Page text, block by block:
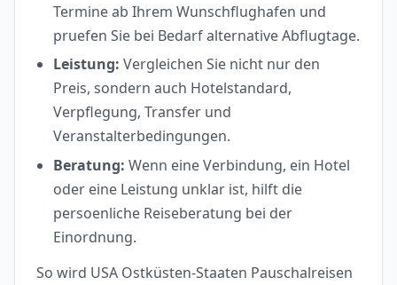
Termine ab Ihrem Wunschflughafen und
pruefen Sie bei Bedarf alternative Abflugtage.
Leistung: Vergleichen Sie nicht nur den
Preis, sondern auch Hotelstandard,
Verpflegung, Transfer und
Veranstalterbedingungen.
Beratung: Wenn eine Verbindung, ein Hotel
oder eine Leistung unklar ist, hilft die
persoenliche Reiseberatung bei der
Einordnung.
So wird USA Ostküsten-Staaten Pauschalreisen